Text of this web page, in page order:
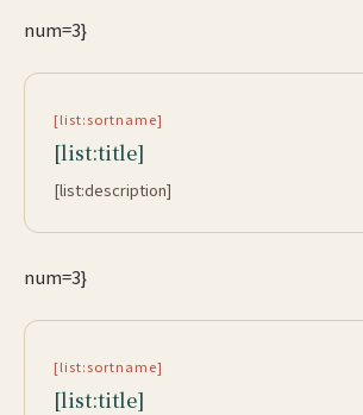
num=3}
[list:sortname]
[list:title]
[list:description]
num=3}
[list:sortname]
[list:title]